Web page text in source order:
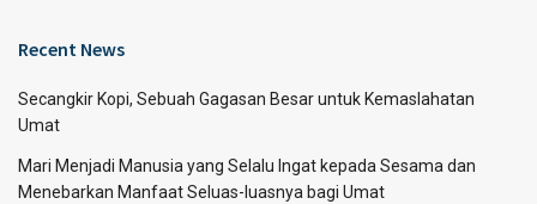
Recent News
Secangkir Kopi, Sebuah Gagasan Besar untuk Kemaslahatan
Umat
Mari Menjadi Manusia yang Selalu Ingat kepada Sesama dan
Menebarkan Manfaat Seluas-luasnya bagi Umat